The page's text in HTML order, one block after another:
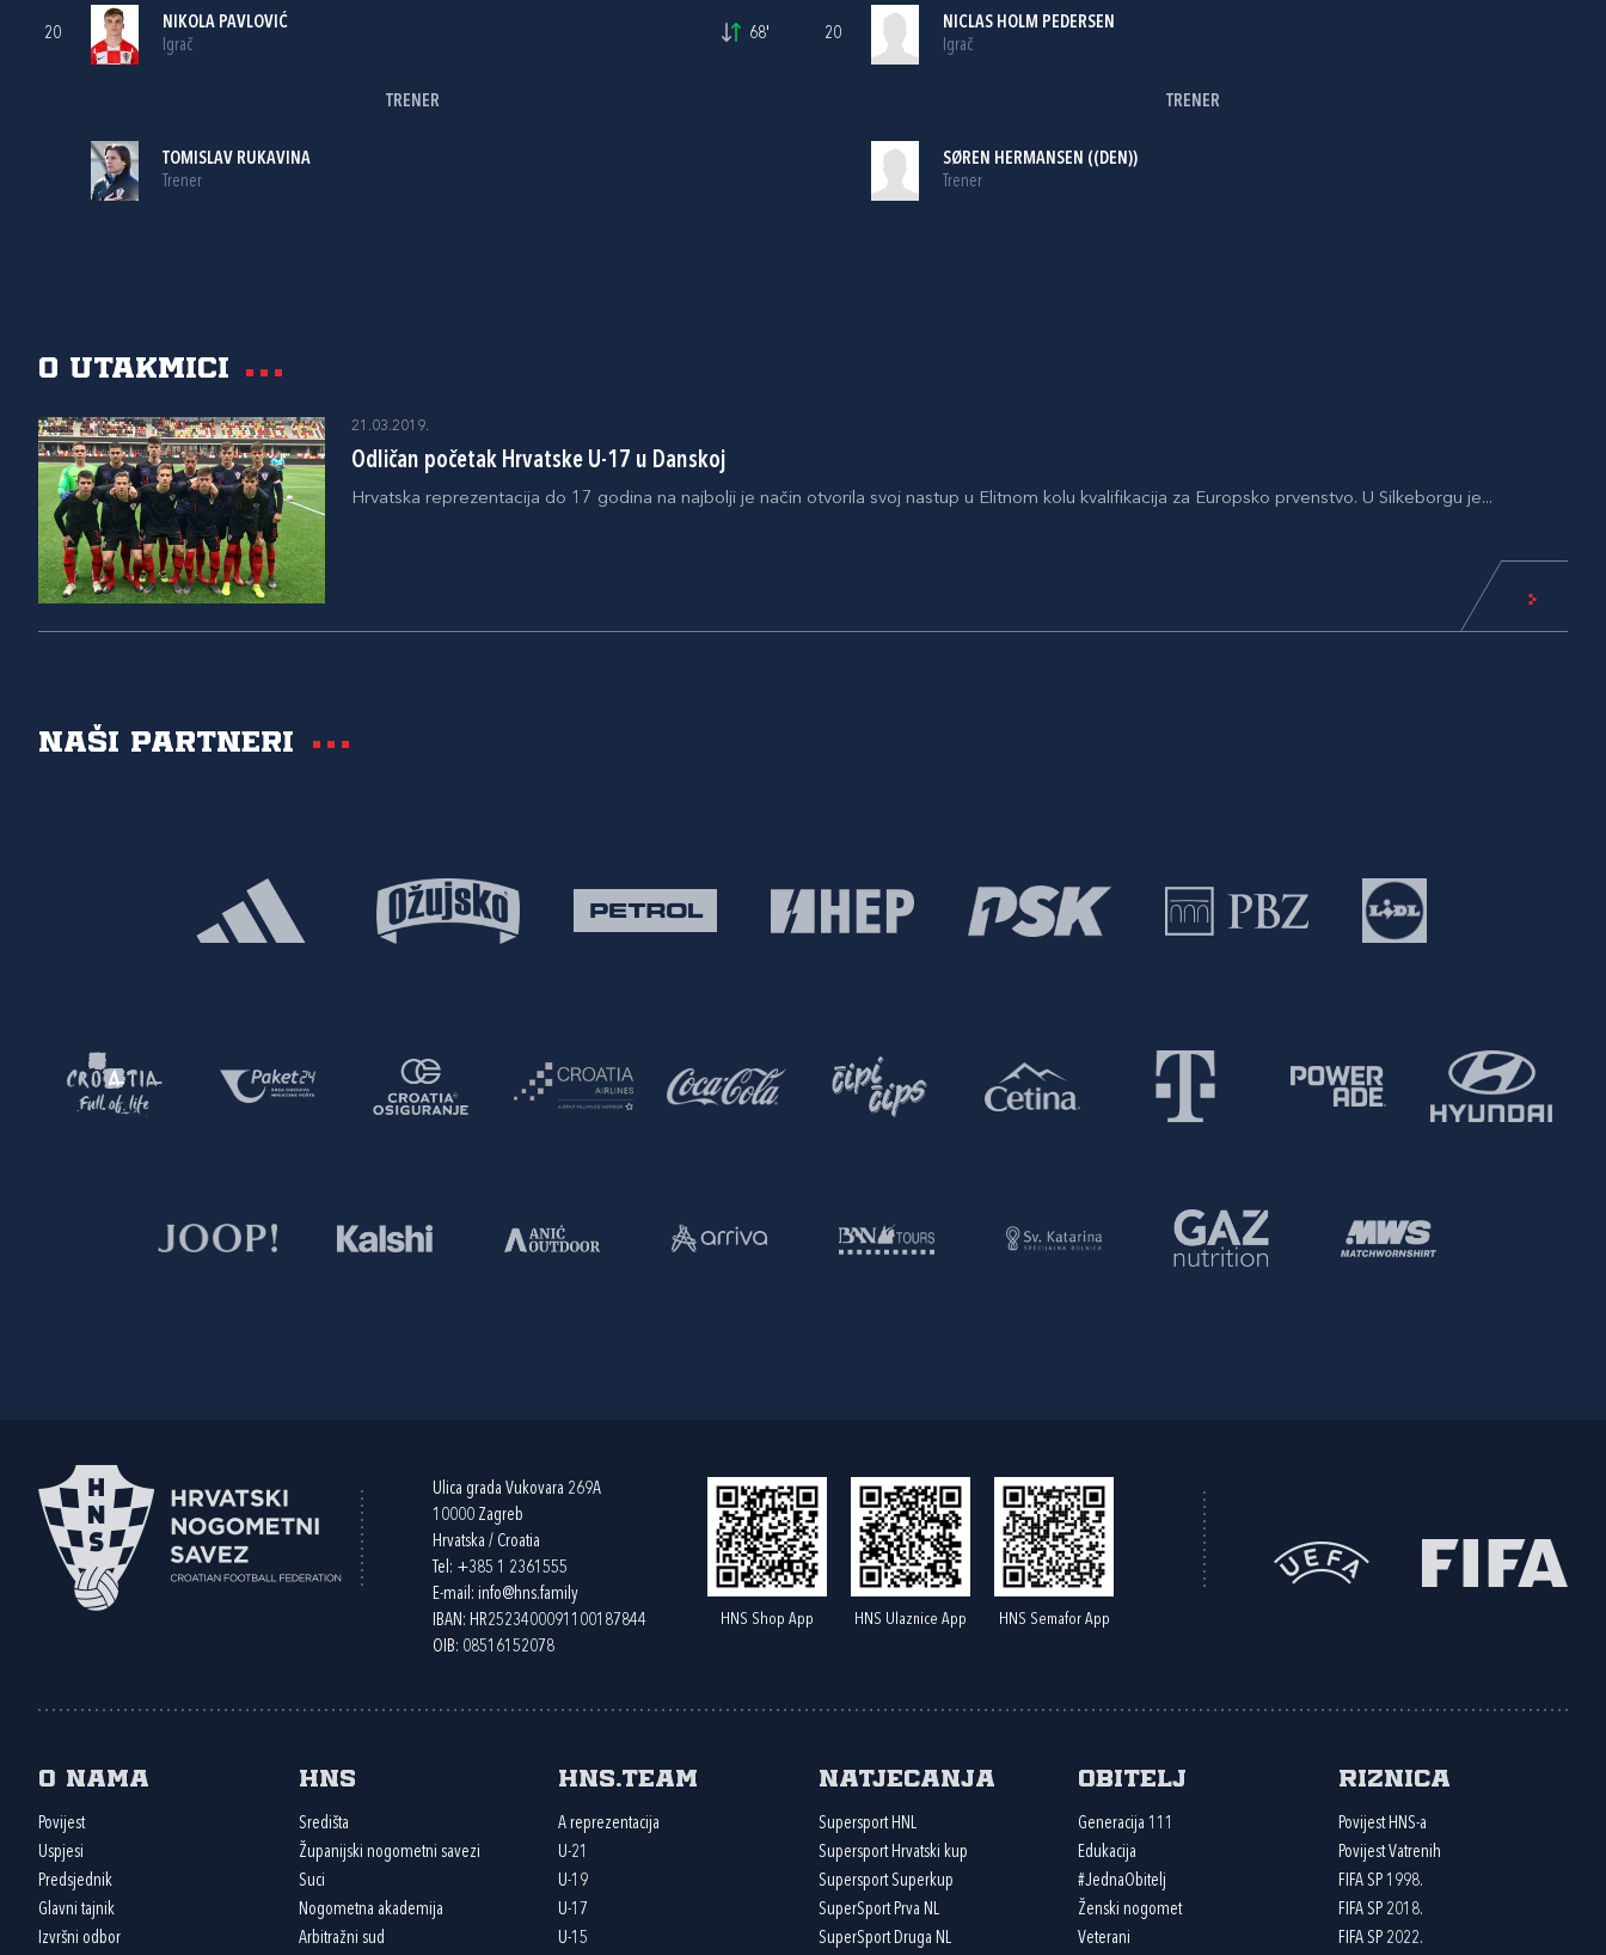
20
NIKOLA PAVLOVIĆ
Igrač
68'
TRENER
TOMISLAV RUKAVINA
Trener
20
NICLAS HOLM PEDERSEN
Igrač
TRENER
SØREN HERMANSEN ((DEN))
Trener
O utakmici
21.03.2019.
Odličan početak Hrvatske U-17 u Danskoj
Hrvatska reprezentacija do 17 godina na najbolji je način otvorila svoj nastup u Elitnom kolu kvalifikacija za Europsko prvenstvo. U Silkeborgu je...
Naši partneri
Ulica grada Vukovara 269A
10000 Zagreb
Hrvatska / Croatia
Tel: +385 1 2361555
E-mail: info@hns.family
IBAN: HR2523400091100187844
OIB: 08516152078
HNS Shop App HNS Ulaznice App HNS Semafor App
O nama
Povijest
Uspjesi
Predsjednik
Glavni tajnik
Izvršni odbor
HNS
Središta
Županijski nogometni savezi
Suci
Nogometna akademija
Arbitražni sud
HNS.team
A reprezentacija
U-21
U-19
U-17
U-15
Natjecanja
Supersport HNL
Supersport Hrvatski kup
Supersport Superkup
SuperSport Prva NL
SuperSport Druga NL
Obitelj
Generacija 111
Edukacija
#JednaObitelj
Ženski nogomet
Veterani
Riznica
Povijest HNS-a
Povijest Vatrenih
FIFA SP 1998.
FIFA SP 2018.
FIFA SP 2022.